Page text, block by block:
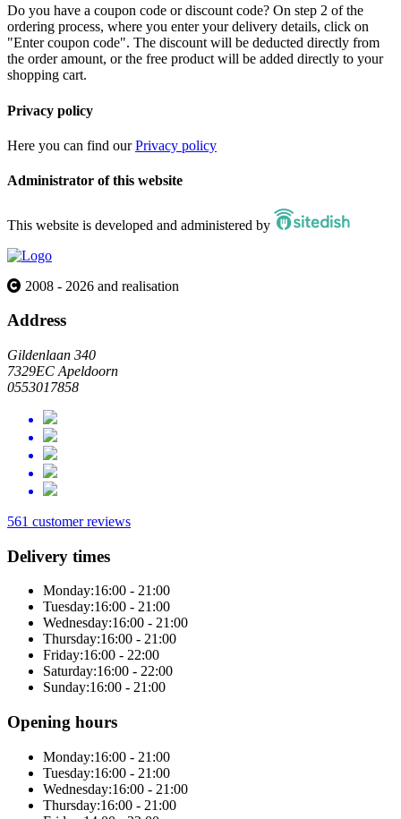
Do you have a coupon code or discount code? On step 2 of the
ordering process, where you enter your delivery details, click on
"Enter coupon code". The discount will be deducted directly from
the order amount, or the free product will be added directly to your
shopping cart.
Privacy policy
Here you can find ourPrivacy policy
Administrator of this website
This website is developed and administered by
2008 - 2026 and realisation
Address
Gildenlaan 340
7329EC Apeldoorn
0553017858
561 customer reviews
Delivery times
Monday:16:00 - 21:00
Tuesday:16:00 - 21:00
Wednesday:16:00 - 21:00
Thursday:16:00 - 21:00
Friday:16:00 - 22:00
Saturday:16:00 - 22:00
Sunday:16:00 - 21:00
Opening hours
Monday:16:00 - 21:00
Tuesday:16:00 - 21:00
Wednesday:16:00 - 21:00
Thursday:16:00 - 21:00